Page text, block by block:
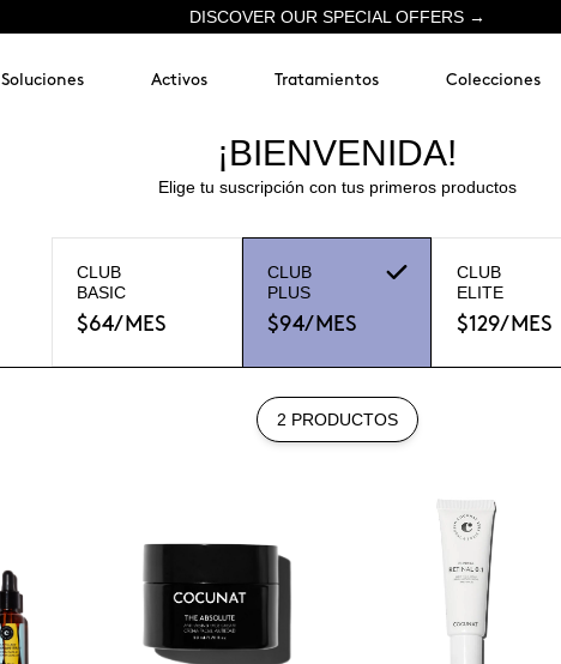
DISCOVER OUR SPECIAL OFFERS →
Soluciones Activos Tratamientos Colecciones
¡BIENVENIDA!
Elige tu suscripción con tus primeros productos
CLUB
BASIC
$64/MES
CLUB
PLUS
$94/MES
CLUB
ELITE
$129/MES
2 PRODUCTOS